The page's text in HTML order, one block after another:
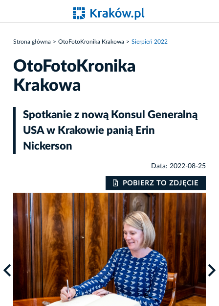
Strona główna OtoFotoKronika Krakowa Sierpień 2022
OtoFotoKronika
Krakowa
Spotkanie z nową Konsul Generalną
USA w Krakowie panią Erin
Nickerson
Data: 2022-08-25
POBIERZ TO ZDJĘCIE